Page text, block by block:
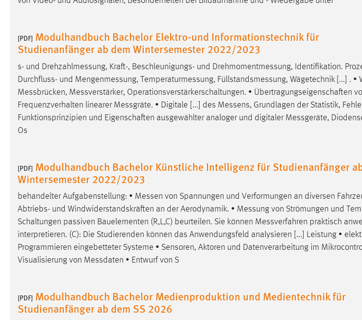
[PDF] Modulhandbuch Bachelor Elektro-und Informationstechnik für
Studienanfänger ab dem Wintersemester 2022/2023
s- und Drehzahlmessung, Kraft-, Beschleunigungs- und Drehmomentmessung, Identifikation.
Durchfluss- und Mengenmessung, Temperaturmessung, Füllstandsmessung, Wägetechnik [...] . •
Messbrücken, Messverstärker, Operationsverstärkerschaltungen. • Übertragungseigenschaften
Frequenzverhalten linearer Messgräte. • Digitale [...] des Messens, Grundlagen der Statistik,
Funktionsprinzipien und Eigenschaften ausgewählter analoger und digitaler Messgeräte,
Os
[PDF] Modulhandbuch Bachelor Künstliche Intelligenz für Studienanfänger
Wintersemester 2022/2023
behandelter Aufgabenstellung: • Messen von Spannungen und Verformungen an diversen
Abtriebs- und Windwiderstandskräften an der Aerodynamik. • Messung von Strömungen und
Schaltungen passiven Bauelementen (R,L,C) beurteilen. Sie können Messverfahren praktisch
interpretieren. (C): Die Studierenden können das Anwendungsfeld analysieren [...] Leistung •
Programmieren eingebetteter Systeme • Sensoren, Aktoren und Datenverarbeitung im
Visualisierung von Messdaten • Entwurf von S
[PDF] Modulhandbuch Bachelor Medienproduktion und Medientechnik für
Studienanfänger ab dem SS 2026